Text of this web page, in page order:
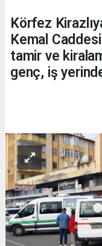
Körfez
Kemal
tamir ve
genç, iş